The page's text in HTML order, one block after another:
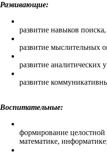
Развивающие:
развитие навыков
развитие мыслительных
развитие аналитических
развитие
Воспитательные:
формирование
математике,